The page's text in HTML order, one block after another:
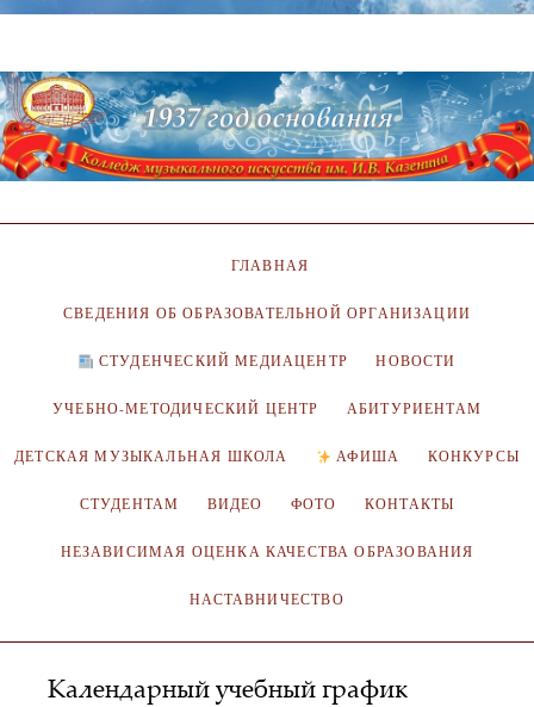
ГЛАВНАЯ
СВЕДЕНИЯ ОБ ОБРАЗОВАТЕЛЬНОЙ ОРГАНИЗАЦИИ
СТУДЕНЧЕСКИЙ МЕДИАЦЕНТР НОВОСТИ
УЧЕБНО-МЕТОДИЧЕСКИЙ ЦЕНТР АБИТУРИЕНТАМ
ДЕТСКАЯ МУЗЫКАЛЬНАЯ ШКОЛА АФИША КОНКУРСЫ
СТУДЕНТАМ ВИДЕО ФОТО КОНТАКТЫ
НЕЗАВИСИМАЯ ОЦЕНКА КАЧЕСТВА ОБРАЗОВАНИЯ
НАСТАВНИЧЕСТВО
Календарный учебный график